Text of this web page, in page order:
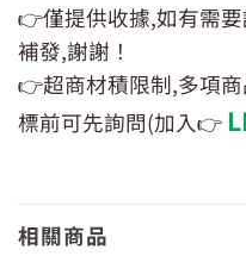
👉僅提供收據,如有需
補發,謝謝！
👉超商材積限制,多項
標前可先詢問(加入👉
相關商品